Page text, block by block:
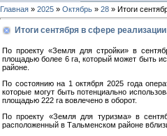
Главная » 2025 » Октябрь » 28 » Итоги
Итоги сентября в сфере
По проекту «Земля для стройки» в
площадью более 6 га, который может быть
районе.
По состоянию на 1 октября 2025 года
которые могут быть потенциально
площадью 222 га вовлечено в оборот.
По проекту «Земля для туризма» в
расположенный в Тальменском районе